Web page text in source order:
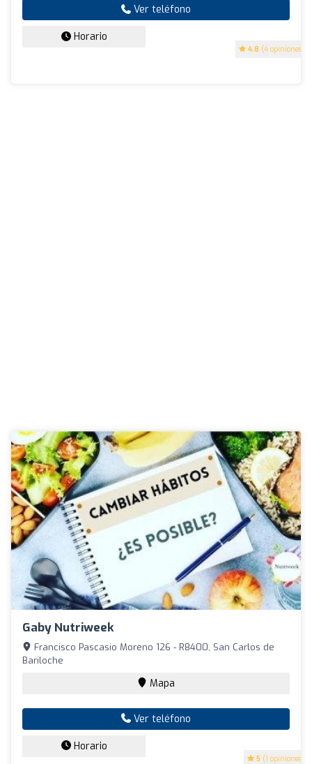
4.8 (4 opiniones)
Ver teléfono
Horario
Gaby Nutriweek
5 (1 opiniones)
Francisco Pascasio Moreno 126 - R8400, San Carlos de
Bariloche
Mapa
Ver teléfono
Horario